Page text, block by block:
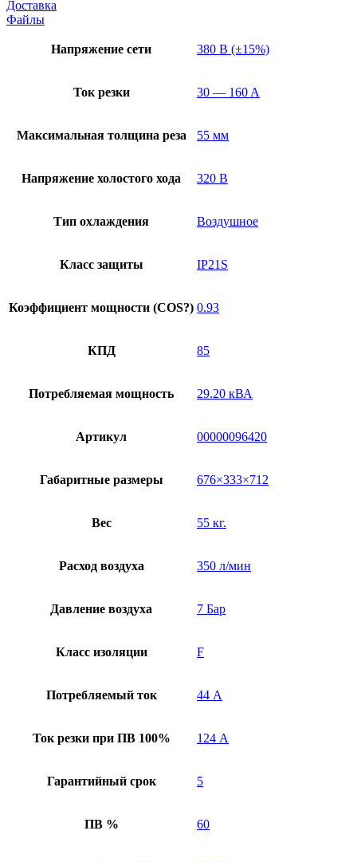
Доставка
Файлы
Напряжение сети 380 В (±15%)
Ток резки 30 — 160 A
Максимальная толщина реза 55 мм
Напряжение холостого хода 320 В
Тип охлаждения Воздушное
Класс защиты IP21S
Коэффициент мощности (COS?) 0.93
КПД 85
Потребляемая мощность 29.20 кВА
Артикул 00000096420
Габаритные размеры 676×333×712
Вес 55 кг.
Расход воздуха 350 л/мин
Давление воздуха 7 Бар
Класс изоляции F
Потребляемый ток 44 А
Ток резки при ПВ 100% 124 А
Гарантийный срок 5
ПВ % 60